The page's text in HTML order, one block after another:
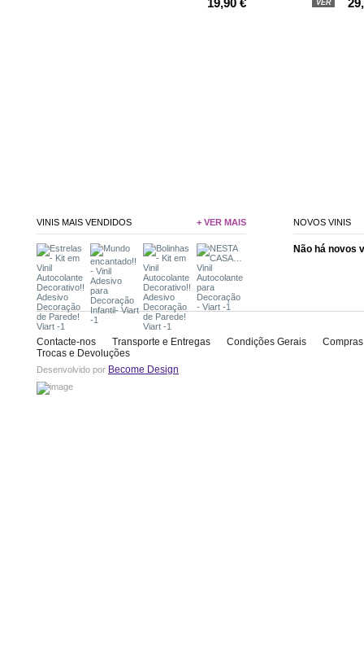
19,90 € VER
VINIS MAIS VENDIDOS + VER MAIS NOVOS VINIS
Não há novos
Contacte-nos Transporte e Entregas Condições Gerais
Trocas e Devoluções
Desenvolvido por Become Design